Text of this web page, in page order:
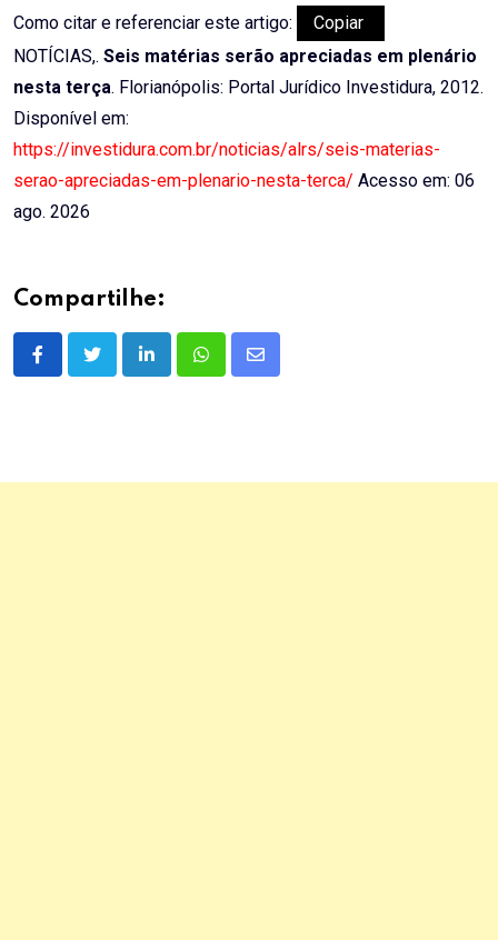
Como citar e referenciar este artigo:
Copiar
NOTÍCIAS,. Seis matérias serão apreciadas em plenário
nesta terça. Florianópolis: Portal Jurídico Investidura, 2012.
Disponível em:
https://investidura.com.br/noticias/alrs/seis-materias-
serao-apreciadas-em-plenario-nesta-terca/ Acesso em: 06
ago. 2026
Compartilhe:
LinkedInWhatsappShare